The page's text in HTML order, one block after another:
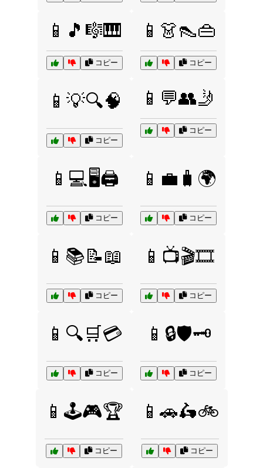
📱🎵🎼🎹
コピー
📱👗👠👜
コピー
📱💡🔍🧠
コピー
📱💬👥🤳
コピー
📱💻🖥️🖨️
コピー
📱💼🧳🌍
コピー
📱📚📝📖
コピー
📱📺🎬🎞️
コピー
📱🔍🛒💳
コピー
📱🔒🛡️🗝️
コピー
📱🕹️🎮🏆
コピー
📱🚗🛵🚲
コピー